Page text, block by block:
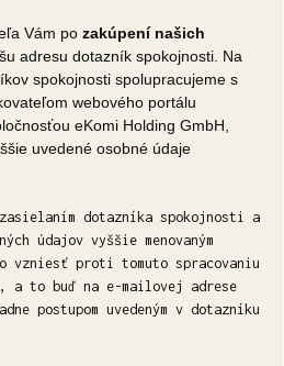
Vám po zakúpení našich
adresu dotazník spokojnosti. Na
spokojnosti spolupracujeme s
webového portálu
eKomi Holding GmbH,
uvedené osobné údaje
dotazníka spokojnosti a
údajov vyššie menovaným
vzniesť proti tomuto spracovaniu
a to buď na e-mailovej adrese
postupom uvedeným v dotazníku